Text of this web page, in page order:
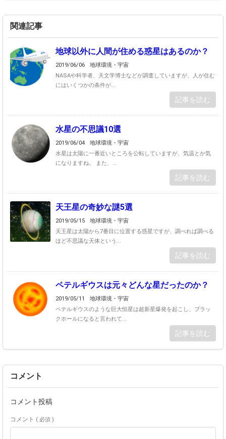
関連記事
地球以外に人間が住める惑星はあるのか？
2019/06/06
地球環境・宇宙
NASAや科学者、天文学博士などが調査していますが、人が住む
にはいくつかの条件が...
記事を読む
水星の不思議10選
2019/06/04
地球環境・宇宙
水星は太陽に一番近いところを公転していますが、気温とか気
になりますね。 また、...
記事を読む
天王星の奇妙な謎5選
2019/05/15
地球環境・宇宙
天王星は太陽から7番目に位置する惑星ですが、調べれば調べる
ほど不思議な天体という...
記事を読む
ペテルギウスは元々どんな星だったのか？
2019/05/11
地球環境・宇宙
ペテルギウスのような巨大恒星は超新星爆発を起こし、ブラッ
クホールになると言われて...
記事を読む
コメント
コメント投稿
コメント ( 必須 )